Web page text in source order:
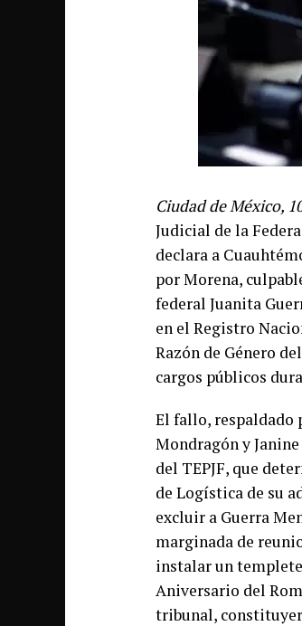
Ciudad de México,
Judicial de la
declara a
por Morena,
federal Juanita
en el Registro
Razón de Género
cargos públicos
El fallo, respaldado
Mondragón y
del TEPJF, que
de Logística de su
excluir a Guerra
marginada de
instalar un
Aniversario del
tribunal,